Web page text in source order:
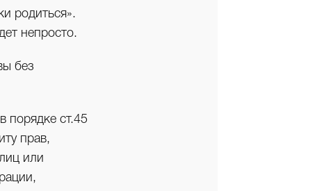
родиться».
непросто.
без
порядке ст.45
прав,
или